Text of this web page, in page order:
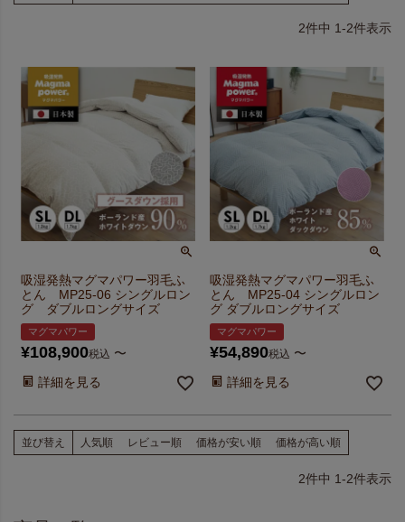
2件中 1-2件表示
吸湿発熱マグマパワー羽毛ふ
とん MP25-06 シングルロン
グ ダブルロングサイズ
マグマパワー
¥108,900税込 〜
詳細を見る
吸湿発熱マグマパワー羽毛ふ
とん MP25-04 シングルロン
グ ダブルロングサイズ
マグマパワー
¥54,890税込 〜
詳細を見る
並び替え 人気順 レビュー順 価格が安い順 価格が高い順
2件中 1-2件表示